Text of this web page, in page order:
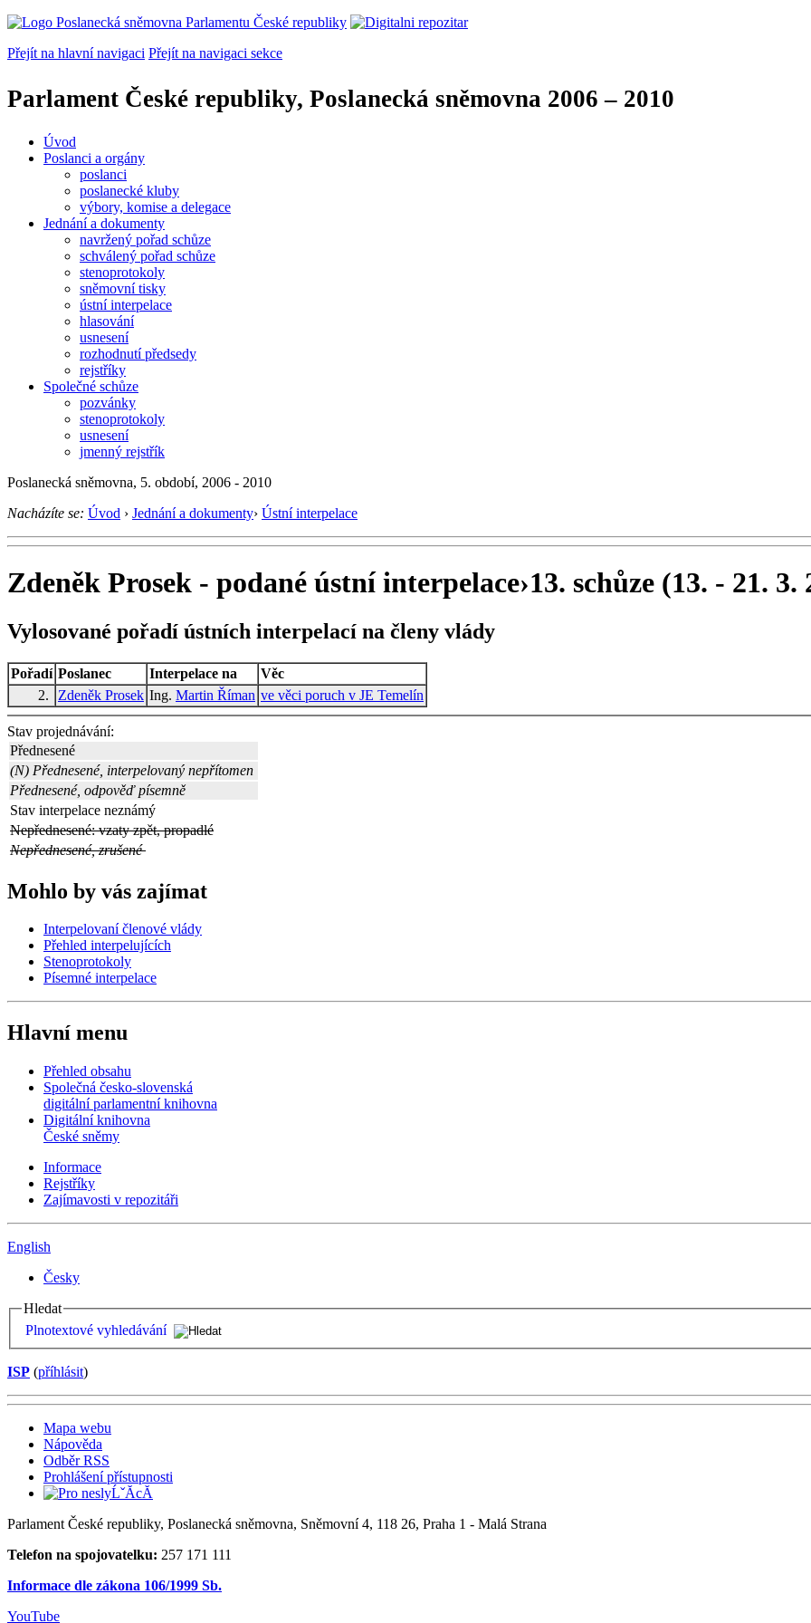
Přejít na hlavní navigaci Přejít na navigaci sekce
Parlament České republiky, Poslanecká sněmovna 2006 – 2010
Úvod
Poslanci a orgány
poslanci
poslanecké kluby
výbory, komise a delegace
Jednání a dokumenty
navržený pořad schůze
schválený pořad schůze
stenoprotokoly
sněmovní tisky
ústní interpelace
hlasování
usnesení
rozhodnutí předsedy
rejstříky
Společné schůze
pozvánky
stenoprotokoly
usnesení
jmenný rejstřík
Poslanecká sněmovna, 5. období, 2006 - 2010
Nacházíte se: Úvod › Jednání a dokumenty› Ústní interpelace
Zdeněk Prosek - podané ústní interpelace›13. schůze (13. - 21. 3.
Vylosované pořadí ústních interpelací na členy vlády
Pořadí Poslanec Interpelace na
Věc
2.
Zdeněk Prosek Ing. Martin Říman ve věci poruch v JE Temelín
Stav projednávání:
Přednesené
(N) Přednesené, interpelovaný nepřítomen
Přednesené, odpověď písemně
Stav interpelace neznámý
Nepřednesené: vzaty zpět, propadlé
Nepřednesené, zrušené
Mohlo by vás zajímat
Interpelovaní členové vlády
Přehled interpelujících
Stenoprotokoly
Písemné interpelace
Hlavní menu
Přehled obsahu
Společná česko-slovenská
digitální parlamentní knihovna
Digitální knihovna
České sněmy
Informace
Rejstříky
Zajímavosti v repozitáři
English
Česky
Hledat
Plnotextové vyhledávání
ISP (příhlásit)
Mapa webu
Nápověda
Odběr RSS
Prohlášení přístupnosti
Parlament České republiky, Poslanecká sněmovna, Sněmovní 4, 118 26, Praha 1 - Malá Strana
Telefon na spojovatelku: 257 171 111
Informace dle zákona 106/1999 Sb.
YouTube